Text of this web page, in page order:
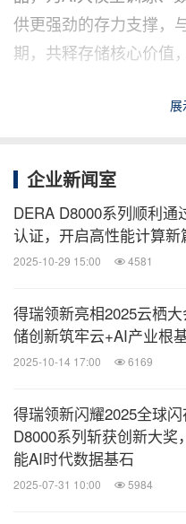
供更强劲的存力支撑，
期，共释存储核心价值
消息来源：北京得瑞领新科
技、媒
息、企
关键词：电脑硬件 电脑/
智能
云计算/物
展
企业新闻室
DERA D8000系列顺利通
认证，开启高性能计算新
2025-10-29 15:00 4581
得瑞领新亮相2025云栖
储创新筑牢云+AI产业根
2025-10-14 17:00 6169
得瑞领新闪耀2025全球闪
D8000系列斩获创新大奖
能AI时代数据基石
2025-07-31 10:00 5984